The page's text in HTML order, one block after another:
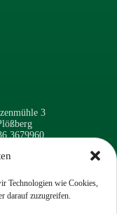
Technologien wie Cookies,
darauf zuzugreifen.
3
3679960